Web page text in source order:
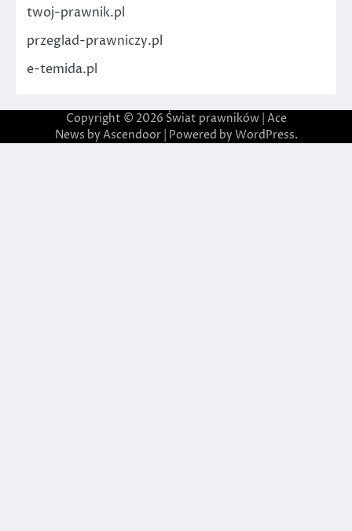
twoj-prawnik.pl
przeglad-prawniczy.pl
e-temida.pl
Copyright © 2026 Świat prawników| Ace
News by Ascendoor| Powered by WordPress.